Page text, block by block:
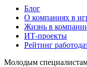
Блог
О компаниях в
Жизнь в
ИТ-проекты
Рейтинг
Молодым